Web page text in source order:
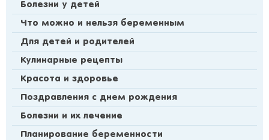
Болезни у детей
Что можно и нельзя беременным
Для детей и родителей
Кулинарные рецепты
Красота и здоровье
Поздравления с днем рождения
Болезни и их лечение
Планирование беременности